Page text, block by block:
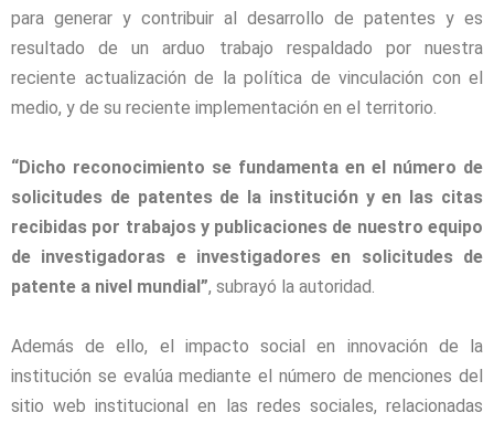
para generar y contribuir al desarrollo de patentes y es
resultado de un arduo trabajo respaldado por nuestra
reciente actualización de la política de vinculación con el
medio, y de su reciente implementación en el territorio.
“Dicho reconocimiento se fundamenta en el número de
solicitudes de patentes de la institución y en las citas
recibidas por trabajos y publicaciones de nuestro equipo
de investigadoras e investigadores en solicitudes de
patente a nivel mundial”, subrayó la autoridad.
Además de ello, el impacto social en innovación de la
institución se evalúa mediante el número de menciones del
sitio web institucional en las redes sociales, relacionadas